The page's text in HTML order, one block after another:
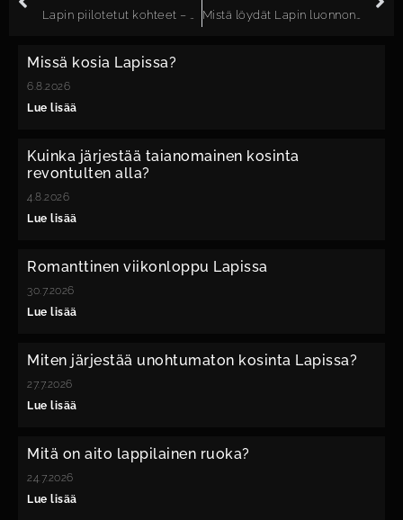
Lapin piilotetut kohteet – miksi Posio on vaihtoehto Pohjois-Lapin massaturismille Mistä löydät Lapin luonnonrauhan ilman turistivilinää?
Missä kosia Lapissa?
6.8.2026
Lue lisää
Kuinka järjestää taianomainen kosinta
revontulten alla?
4.8.2026
Lue lisää
Romanttinen viikonloppu Lapissa
30.7.2026
Lue lisää
Miten järjestää unohtumaton kosinta Lapissa?
27.7.2026
Lue lisää
Mitä on aito lappilainen ruoka?
24.7.2026
Lue lisää